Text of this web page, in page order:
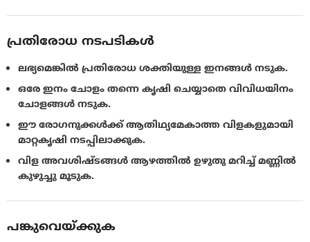
പ്രതിരോധ നടപടികൾ
ലഭ്യമെങ്കില്‍ പ്രതിരോധ ശക്തിയുള്ള ഇനങ്ങള്‍ നടുക.
ഒരേ ഇനം ചോളം തന്നെ കൃഷി ചെയ്യാതെ വിവിധയിനം
ചോളങ്ങള്‍ നടുക.
ഈ രോഗനുക്കള്‍ക്ക് ആതിഥ്യമേകാത്ത വിളകളുമായി
മാറ്റകൃഷി നടപ്പിലാക്കുക.
വിള അവശിഷ്ടങ്ങള്‍ ആഴത്തില്‍ ഉഴുതു മറിച്ച് മണ്ണില്‍
കുഴുച്ചു മൂടുക.
പങ്കുവെയ്ക്കുക